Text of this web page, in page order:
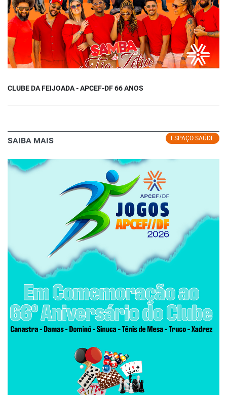
CLUBE DA FEIJOADA - APCEF-DF 66 ANOS
ESPAÇO SAÚDE
SAIBA MAIS